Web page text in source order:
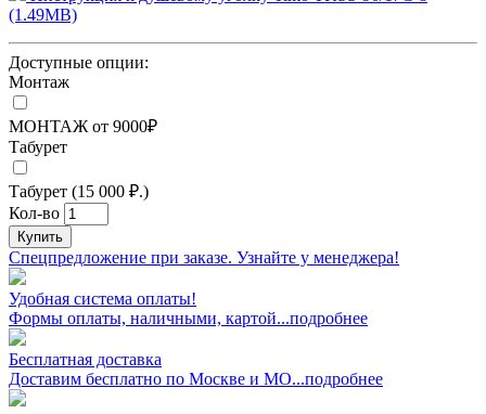
(1.49MB)
Доступные опции:
Монтаж
МОНТАЖ от 9000₽
Табурет
Табурет (15 000 ₽.)
Кол-во
Купить
Спецпредложение при заказе. Узнайте у менеджера!
Удобная система оплаты!
Формы оплаты, наличными, картой...подробнее
Бесплатная доставка
Доставим бесплатно по Москве и МО...подробнее